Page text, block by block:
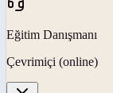
Eğitim Danışmanı
Çevrimiçi (online)